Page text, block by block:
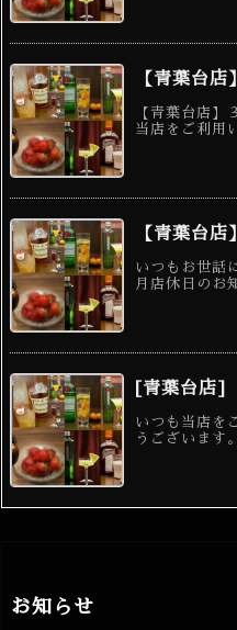
【青葉台
【青葉台店】
当店をご利用
【青葉台
いつもお世話
月店休日のお
[青葉台店]
いつも当店を
うございます
お知らせ